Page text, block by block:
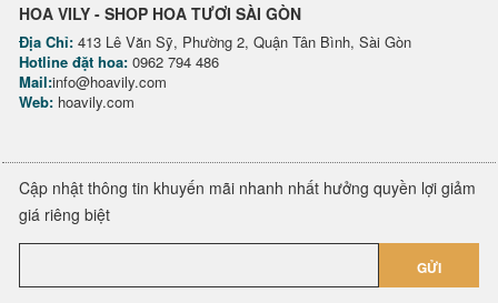
HOA VILY - SHOP HOA TƯƠI SÀI GÒN
Địa Chỉ: 413 Lê Văn Sỹ, Phường 2, Quận Tân Bình, Sài Gòn
Hotline đặt hoa: 0962 794 486
Mail:info@hoavily.com
Web: hoavily.com
Cập nhật thông tin khuyến mãi nhanh nhất hưởng quyền lợi giảm
giá riêng biệt
GỬI